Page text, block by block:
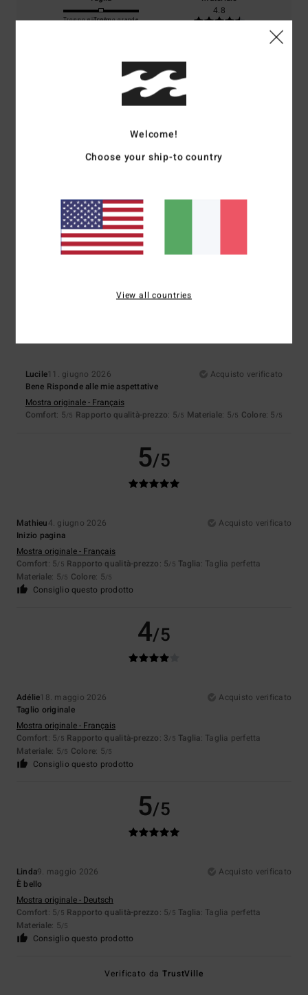
Troppo piccoloTroppo grande
4.8
5.0
5/5
10. luglio 2026
Va benissimo
Mostra originale - Français
/5 Rapporto qualità-prezzo : 4/5 Taglia
: Taglia perfetta
5
Lucile11. giugno 2026
Acquisto verificato
Bene Risponde alle mie aspettative
Mostra originale - Français
Comfort: 5/5 Rapporto qualità-prezzo: 5/5 Materiale: 5/5 Colore: 5 /5
5/5
Mathieu4. giugno 2026
Acquisto verificato
Inizio pagina
Mostra originale - Français
Comfort: 5/5 Rapporto qualità-prezzo: 5/5 Taglia: Taglia perfetta
Materiale: 5/5 Colore: 5/5
Consiglio questo prodotto
4/5
Adélie18. maggio 2026
Acquisto verificato
Taglio originale
Mostra originale - Français
Comfort: 5/5 Rapporto qualità-prezzo: 3/5 Taglia: Taglia perfetta
Materiale: 5/5 Colore: 5/5
Consiglio questo prodotto
5/5
Linda9. maggio 2026
Acquisto verificato
È bello
Mostra originale - Deutsch
Comfort: 5/5 Rapporto qualità-prezzo: 5/5 Taglia: Taglia perfetta
Materiale: 5/5
Consiglio questo prodotto
Verificato daTrustVille
Welcome!
Choose your ship-to country
View all countries